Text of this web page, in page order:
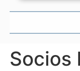
Socios